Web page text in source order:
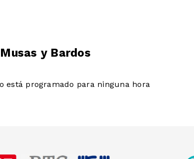
y Bardos
está programado para ninguna hora